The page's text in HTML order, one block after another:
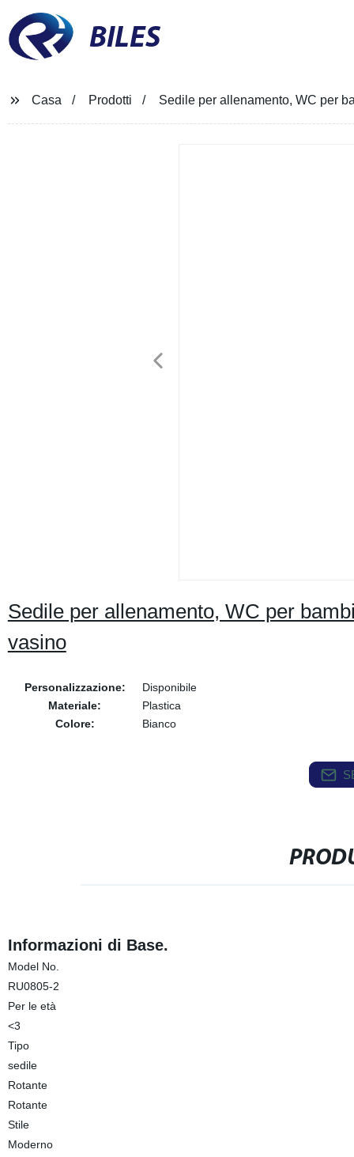
BILES
Casa Prodotti Sedile per allenamento, WC per
Sedile per allenamento, WC per
vasino
Personalizzazione:
Disponibile
Materiale:
Plastica
Colore:
Bianco
Informazioni di Base.
Model No.
RU0805-2
Per le età
<3
Tipo
sedile
Rotante
Rotante
Stile
Moderno